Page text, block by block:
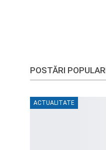
POSTĂRI
ACTUALITATE